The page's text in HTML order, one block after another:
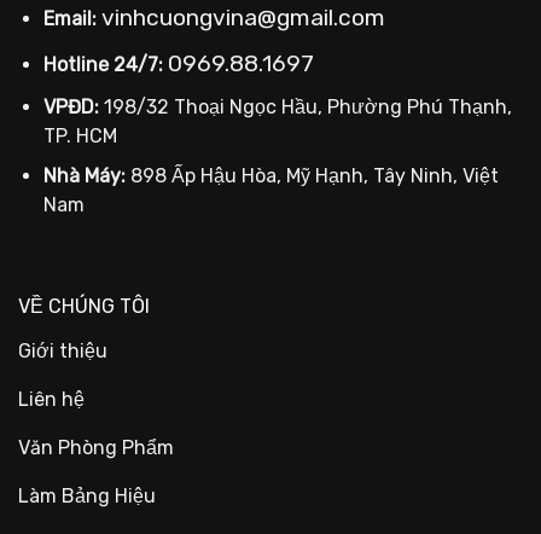
Email: vinhcuongvina@gmail.com
Hotline 24/7: 0969.88.1697
VPĐD: 198/32 Thoại Ngọc Hầu, Phường Phú Thạnh,
TP. HCM
Nhà Máy: 898 Ấp Hậu Hòa, Mỹ Hạnh, Tây Ninh, Việt
Nam
VỀ CHÚNG TÔI
Giới thiệu
Liên hệ
Văn Phòng Phẩm
Làm Bảng Hiệu